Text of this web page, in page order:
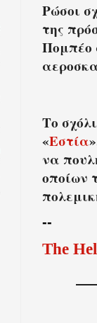
Ρώσοι
της
Πομπέο
Το
«Εστία
να
οποίων
--
The